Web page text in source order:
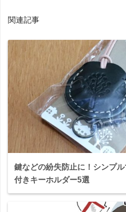
関連記事
鍵などの紛失防止に！シンプ
付きキーホルダー5選